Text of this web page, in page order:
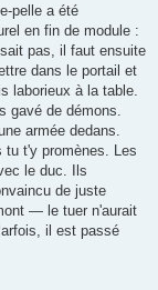
pelle a été
en fin de module :
pas, il faut ensuite
dans le portail et
laborieux à la table.
gavé de démons.
armée dedans.
t'y promènes. Les
le duc. Ils
de juste
— le tuer n'aurait
il est passé